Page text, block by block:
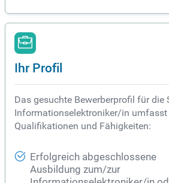
Ihr Profil
Das gesuchte Bewerberprofil für die
Informationselektroniker/in
Qualifikationen und Fähigkeiten:
Erfolgreich abgeschlossene
Ausbildung zum/zur